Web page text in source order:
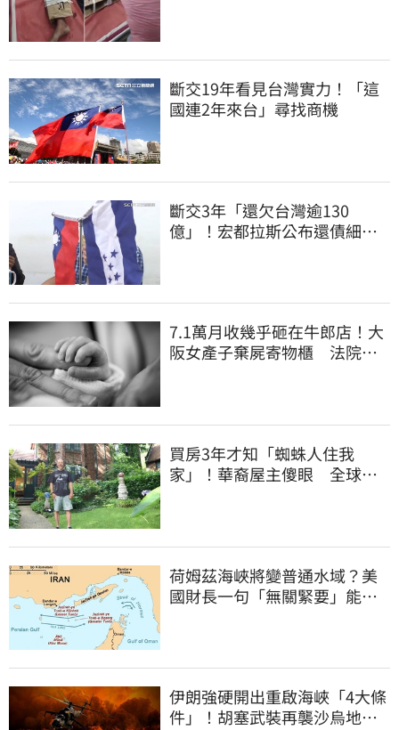
斷交19年看見台灣實力！「這
國連2年來台」尋找商機
斷交3年「還欠台灣逾130
億」！宏都拉斯公布還債細
7.1萬月收幾乎砸在牛郎店！大
阪女產子棄屍寄物櫃 法院
買房3年才知「蜘蛛人住我
家」！華裔屋主傻眼 全球童
荷姆茲海峽將變普通水域？美
國財長一句「無關緊要」能源
伊朗強硬開出重啟海峽「4大條
件」！胡塞武裝再襲沙烏地阿